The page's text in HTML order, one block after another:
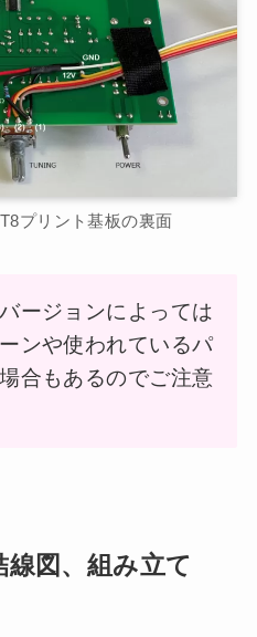
プリント基板の裏面
ージョンによっては
ンや使われているパ
合もあるのでご注意
図、組み立て